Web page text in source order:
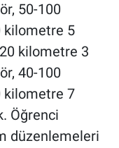
50-100
kilometre 5
kilometre 3
40-100
kilometre 7
Öğrenci
düzenlemeleri